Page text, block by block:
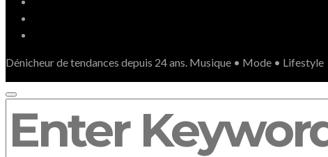
Dénicheur de tendances depuis 24 ans. Musique • Mode • Lifestyle
FOR: